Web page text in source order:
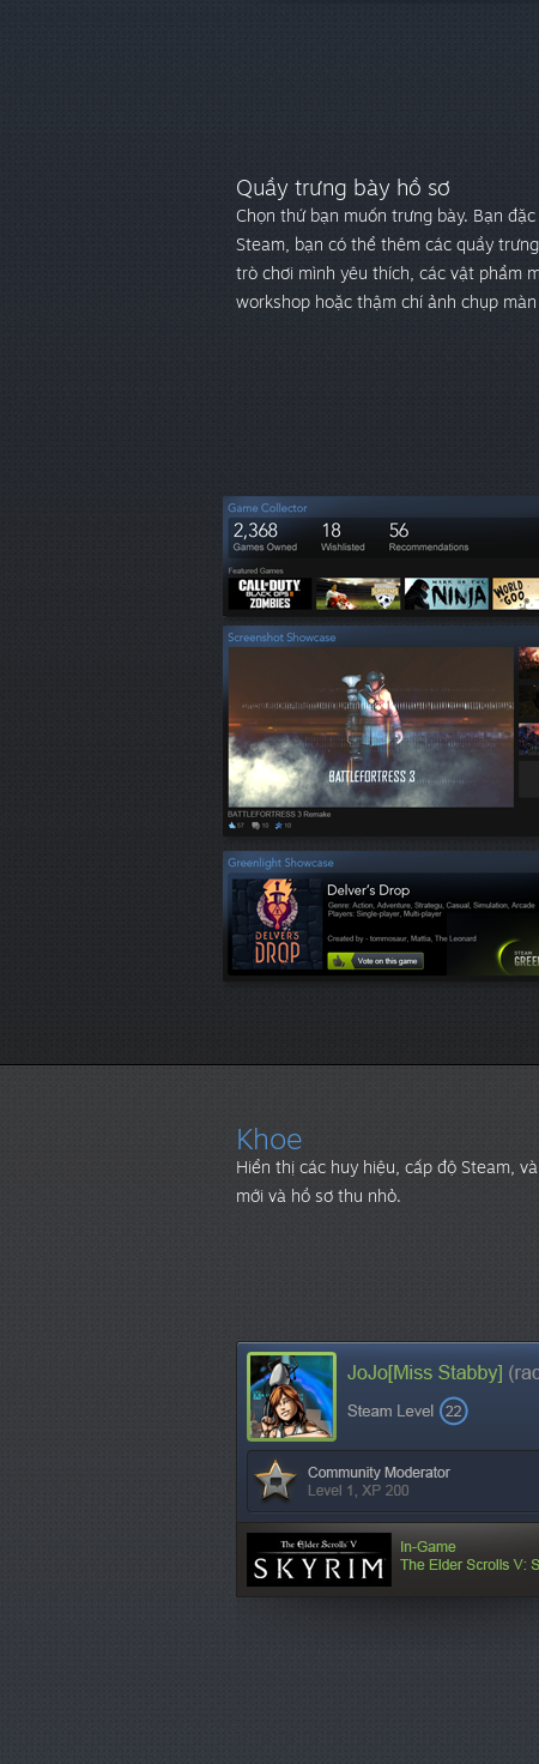
Quầy trưng bày hồ sơ
Chọn thứ bạn muốn trưng bày. Bạn
Steam, bạn có thể thêm các quầy
trò chơi mình yêu thích, các vật phẩm
workshop hoặc thậm chí ảnh chụp
Khoe
Hiển thị các huy hiệu, cấp độ Steam,
mới và hồ sơ thu nhỏ.